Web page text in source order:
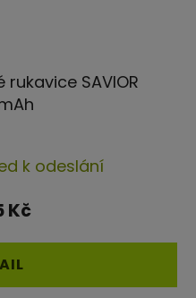
SAVIOR
k odeslání
Kč